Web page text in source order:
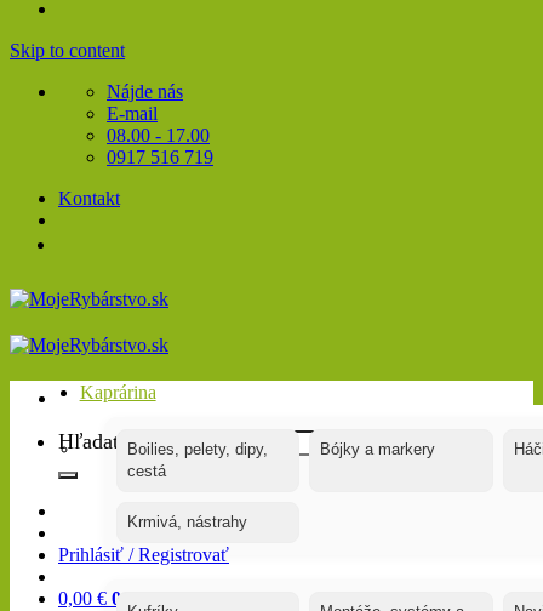
Skip to content
Nájde nás
E-mail
08.00 - 17.00
0917 516 719
Kontakt
Hľadať:
Prihlásiť / Registrovať
0,00 € 0
Kaprárina
Boilies, pelety, dipy,
cestá
Bójky a markery
Krmivá, nástrahy